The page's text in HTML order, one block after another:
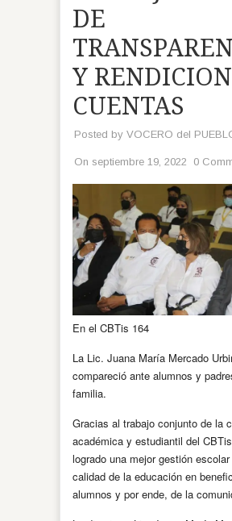
DE
Y
CUENTAS
Posted by VOCERO del
On septiembre 19, 2022 0
En el CBTis 164
La Lic. Juana María Mercado
compareció ante alumnos y
familia.
Gracias al trabajo conjunto de la
académica y estudiantil del
logrado una mejor gestión
calidad de la educación en
alumnos y por ende, de la